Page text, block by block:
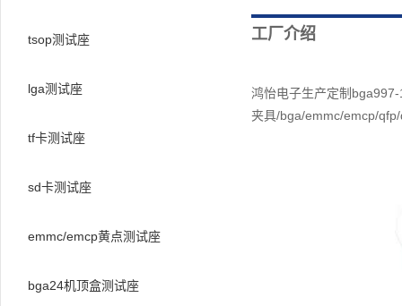
工厂介绍
鸿怡电子生产定制
夹具/bga/emmc/emcp/
tsop测试座
lga测试座
tf卡测试座
sd卡测试座
emmc/emcp黄点测试座
bga24机顶盒测试座